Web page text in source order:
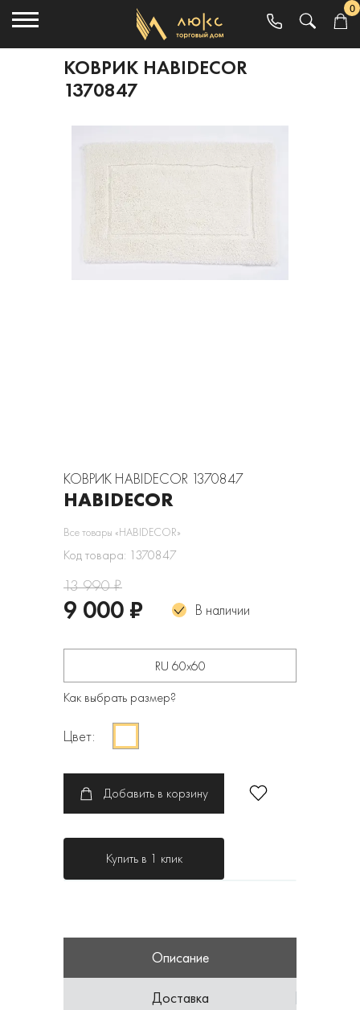
0
КОВРИК HABIDECOR
1370847
КОВРИК HABIDECOR 1370847
HABIDECOR
Все товары «HABIDECOR»
Код товара: 1370847
13 990 ₽
9 000 ₽ В наличии
RU 60х60
Как выбрать размер?
Цвет:
Добавить в корзину
Купить в 1 клик
Описание
Доставка